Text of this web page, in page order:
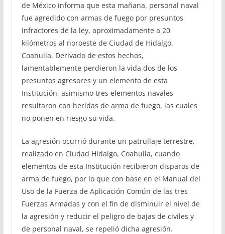
de México informa que esta mañana, personal naval
fue agredido con armas de fuego por presuntos
infractores de la ley, aproximadamente a 20
kilómetros al noroeste de Ciudad de Hidalgo,
Coahuila. Derivado de estos hechos,
lamentablemente perdieron la vida dos de los
presuntos agresores y un elemento de esta
Institución, asimismo tres elementos navales
resultaron con heridas de arma de fuego, las cuales
no ponen en riesgo su vida.
La agresión ocurrió durante un patrullaje terrestre,
realizado en Ciudad Hidalgo, Coahuila, cuando
elementos de esta Institución recibieron disparos de
arma de fuego, por lo que con base en el Manual del
Uso de la Fuerza de Aplicación Común de las tres
Fuerzas Armadas y con el fin de disminuir el nivel de
la agresión y reducir el peligro de bajas de civiles y
de personal naval, se repelió dicha agresión.